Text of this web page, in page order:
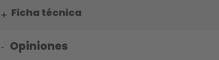
Ficha técnica
Opiniones